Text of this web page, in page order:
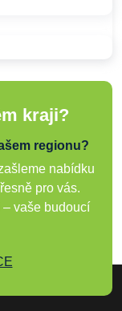
kraji?
regionu?
nabídku
pro vás.
vaše budoucí